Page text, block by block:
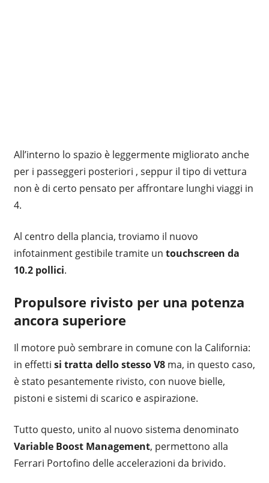
All’interno lo spazio è leggermente migliorato anche
per i passeggeri posteriori , seppur il tipo di vettura
non è di certo pensato per affrontare lunghi viaggi in
4.
Al centro della plancia, troviamo il nuovo
infotainment gestibile tramite un touchscreen da
10.2 pollici.
Propulsore rivisto per una potenza
ancora superiore
Il motore può sembrare in comune con la California:
in effetti si tratta dello stesso V8ma, in questo caso,
è stato pesantemente rivisto, con nuove bielle,
pistoni e sistemi di scarico e aspirazione.
Tutto questo, unito al nuovo sistema denominato
Variable Boost Management, permettono alla
Ferrari Portofino delle accelerazioni da brivido.